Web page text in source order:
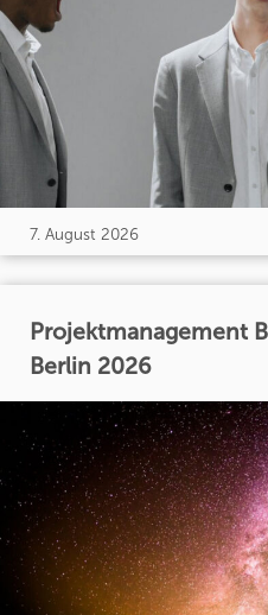
7. August 2026
Projektmanagement
Berlin 2026